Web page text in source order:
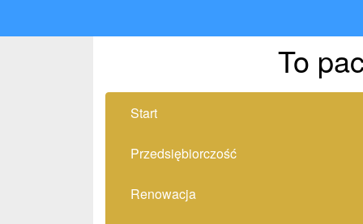
To
Start
Przedsiębiorczość
Renowacja